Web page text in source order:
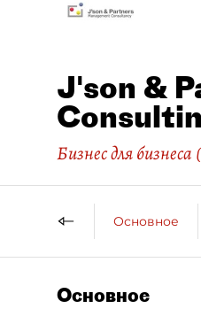
J'son &
Бизнес для бизнеса
Основное
Основное